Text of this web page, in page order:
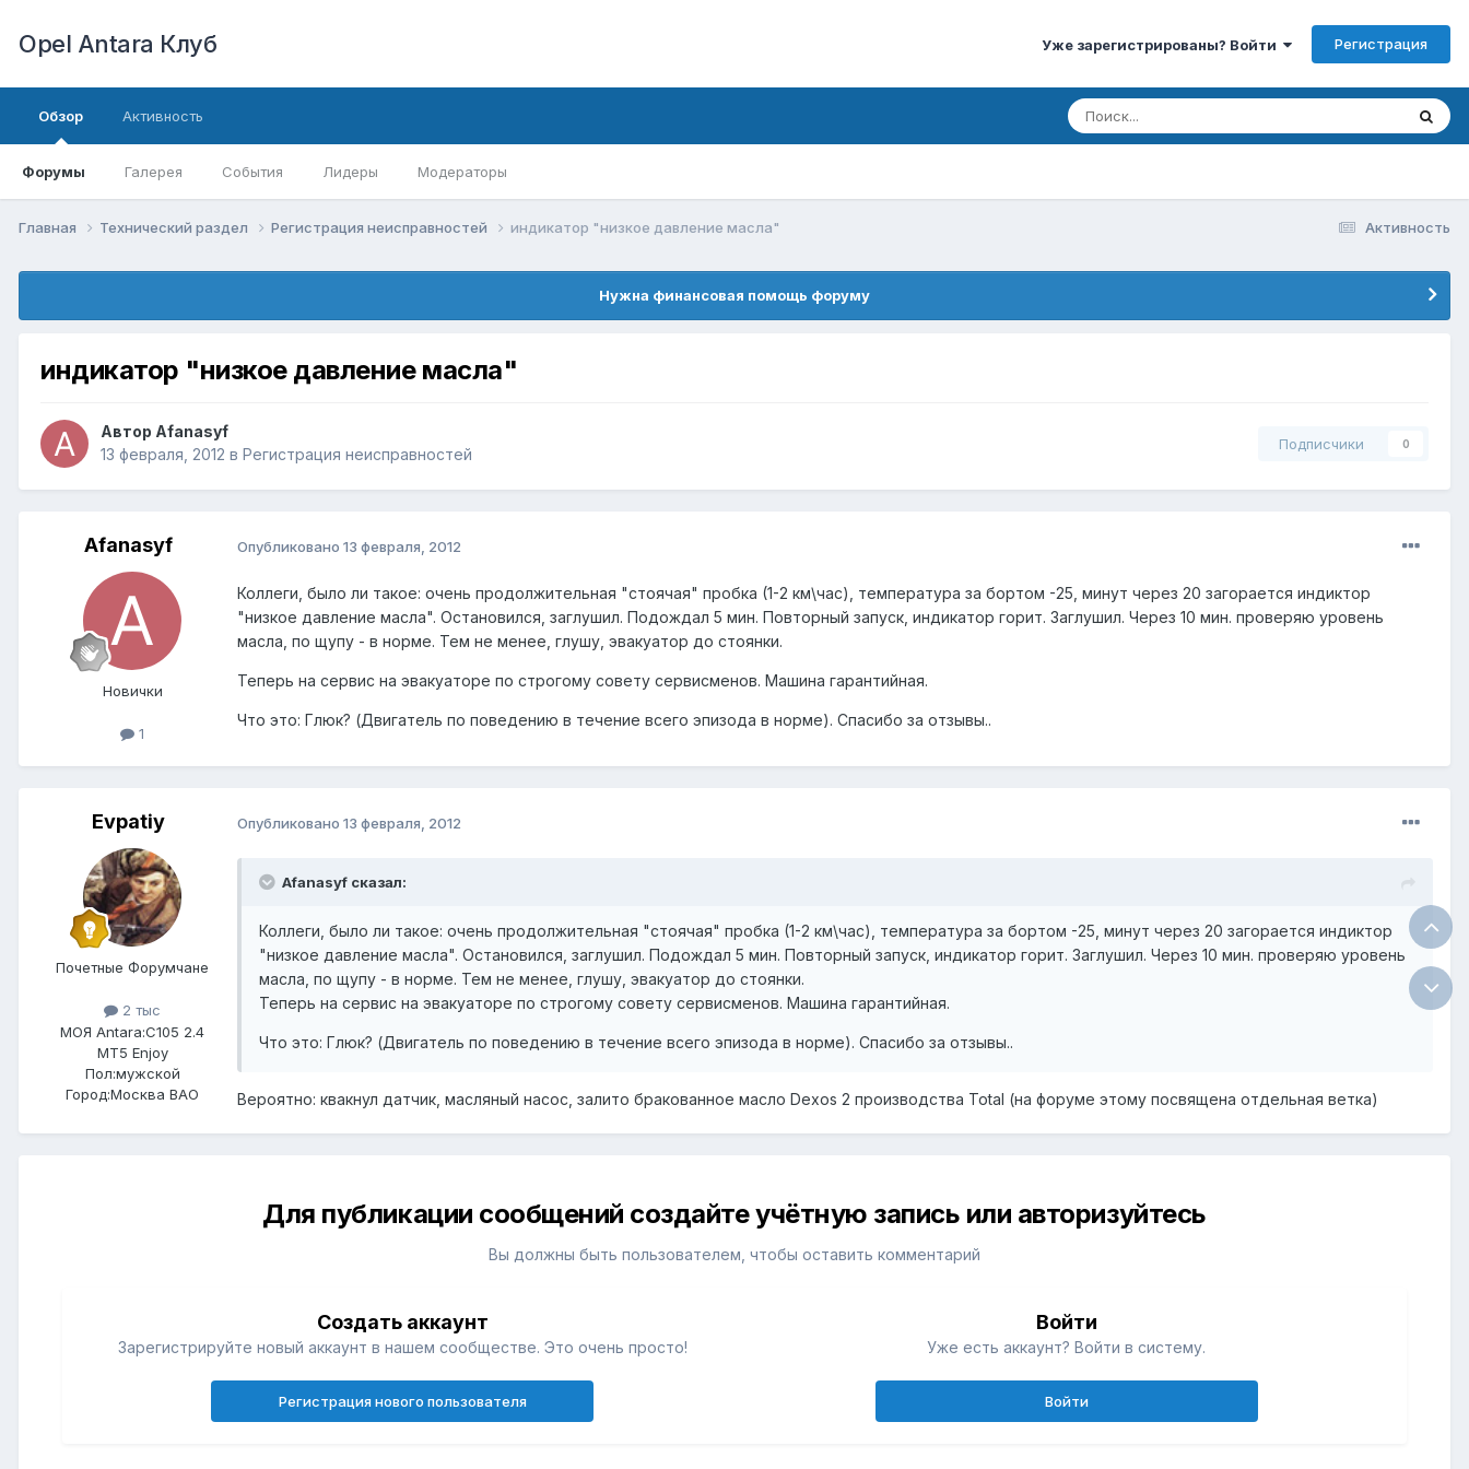
Opel Antara Клуб Уже зарегистрированы? Войти Регистрация
Обзор
Форумы Галерея События Лидеры Модераторы
Активность
Активность
Главная Технический раздел Регистрация неисправностей индикатор "низкое давление масла"
Нужна финансовая помощь форуму
индикатор "низкое давление масла"
Автор Afanasyf
13 февраля, 2012 в Регистрация неисправностей
Подписчики 0
Afanasyf
Новички
1
Опубликовано 13 февраля, 2012
Коллеги, было ли такое: очень продолжительная "стоячая" пробка (1-2 км\час), температура за бортом -25, минут через 20 загорается индиктор
"низкое давление масла". Остановился, заглушил. Подождал 5 мин. Повторный запуск, индикатор горит. Заглушил. Через 10 мин. проверяю уровень
масла, по щупу - в норме. Тем не менее, глушу, эвакуатор до стоянки.
Теперь на сервис на эвакуаторе по строгому совету сервисменов. Машина гарантийная.
Что это: Глюк? (Двигатель по поведению в течение всего эпизода в норме). Спасибо за отзывы..
Evpatiy
Почетные Форумчане
2 тыс
МОЯ Antara:C105 2.4
MT5 Enjoy
Пол:мужской
Город:Москва ВАО
Опубликовано 13 февраля, 2012
Afanasyf сказал:
Коллеги, было ли такое: очень продолжительная "стоячая" пробка (1-2 км\час), температура за бортом -25, минут через 20 загорается индиктор
"низкое давление масла". Остановился, заглушил. Подождал 5 мин. Повторный запуск, индикатор горит. Заглушил. Через 10 мин. проверяю уровень
масла, по щупу - в норме. Тем не менее, глушу, эвакуатор до стоянки.
Теперь на сервис на эвакуаторе по строгому совету сервисменов. Машина гарантийная.
Что это: Глюк? (Двигатель по поведению в течение всего эпизода в норме). Спасибо за отзывы..
Вероятно: квакнул датчик, масляный насос, залито бракованное масло Dexos 2 производства Total (на форуме этому посвящена отдельная ветка)
Для публикации сообщений создайте учётную запись или авторизуйтесь
Вы должны быть пользователем, чтобы оставить комментарий
Создать аккаунт
Зарегистрируйте новый аккаунт в нашем сообществе. Это очень просто!
Регистрация нового пользователя
Войти
Уже есть аккаунт? Войти в систему.
Войти